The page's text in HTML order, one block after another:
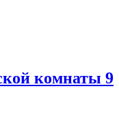
комнаты 9